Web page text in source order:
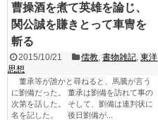
曹操酒を煮て英雄を論じ、
関公誠を賺きとって車冑を
斬る
2015/10/21 儒教 ,書物雑記 ,東洋
思想
董承等が誰かと尋ねると、馬騰が言う
に劉備だった。 董承は劉備を訪れて事の
次第を話した。 そして、劉備は連判状に
名を記した。 後日劉備が...